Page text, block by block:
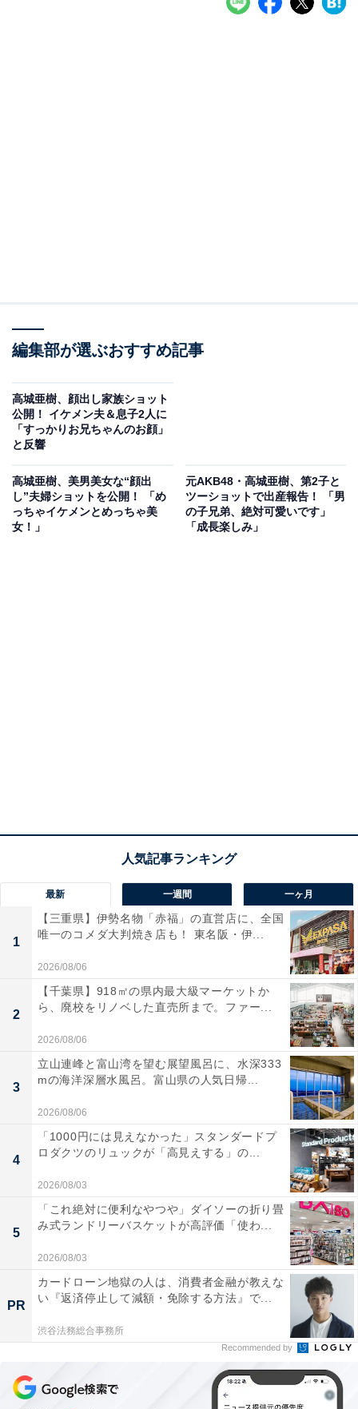
編集部が選ぶおすすめ記事
高城亜樹、顔出し家族ショット
公開！ イケメン夫＆息子2人に
「すっかりお兄ちゃんのお顔」
と反響
高城亜樹、美男美女な“顔出
し”夫婦ショットを公開！ 「め
っちゃイケメンとめっちゃ美
女！」
元AKB48・高城亜樹、第2子と
ツーショットで出産報告！ 「男
の子兄弟、絶対可愛いです」
「成長楽しみ」
最新 一週間 一ヶ月
1
【三重県】伊勢名物「赤福」の直営店に、全国
唯一のコメダ大判焼き店も！ 東名阪・伊...
2026/08/06
2
【千葉県】918㎡の県内最大級マーケットか
ら、廃校をリノベした直売所まで。ファー...
2026/08/06
3
立山連峰と富山湾を望む展望風呂に、水深333
mの海洋深層水風呂。富山県の人気日帰...
2026/08/06
4
「1000円には見えなかった」スタンダードプ
ロダクツのリュックが「高見えする」の...
2026/08/03
5
「これ絶対に便利なやつや」ダイソーの折り畳
み式ランドリーバスケットが高評価「使わ...
2026/08/03
PR
カードローン地獄の人は、消費者金融が教えな
い『返済停止して減額・免除する方法』で...
渋谷法務総合事務所
Recommended by